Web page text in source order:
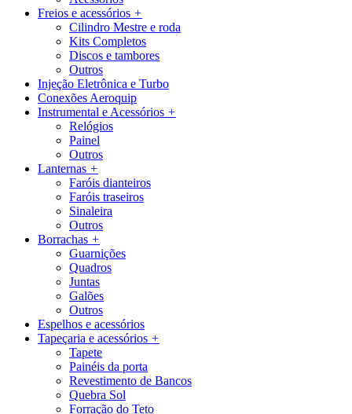
Freios e acessórios +
Cilindro Mestre e roda
Kits Completos
Discos e tambores
Outros
Injeção Eletrônica e Turbo
Conexões Aeroquip
Instrumental e Acessórios +
Relógios
Painel
Outros
Lanternas +
Faróis dianteiros
Faróis traseiros
Sinaleira
Outros
Borrachas +
Guarnições
Quadros
Juntas
Galões
Outros
Espelhos e acessórios
Tapeçaria e acessórios +
Tapete
Painéis da porta
Revestimento de Bancos
Quebra Sol
Forração do Teto